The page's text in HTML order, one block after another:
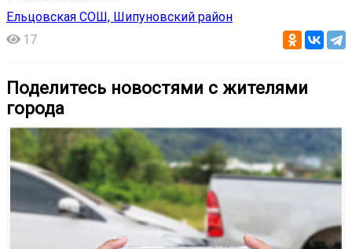
Ельцовская СОШ, Шипуновский район
17
Поделитесь новостями с жителями
города